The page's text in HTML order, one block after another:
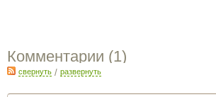
Комментарии (1)
свернуть / развернуть